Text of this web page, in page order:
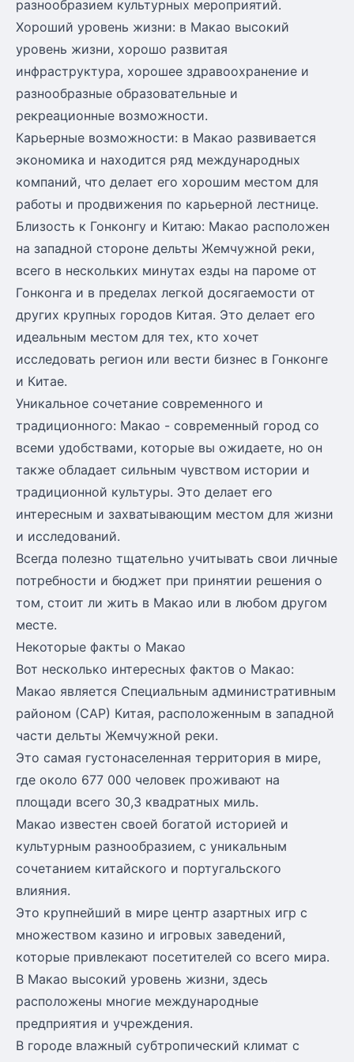
разнообразием культурных мероприятий.
Хороший уровень жизни: в Макао высокий
уровень жизни, хорошо развитая
инфраструктура, хорошее здравоохранение и
разнообразные образовательные и
рекреационные возможности.
Карьерные возможности: в Макао развивается
экономика и находится ряд международных
компаний, что делает его хорошим местом для
работы и продвижения по карьерной лестнице.
Близость к Гонконгу и Китаю: Макао расположен
на западной стороне дельты Жемчужной реки,
всего в нескольких минутах езды на пароме от
Гонконга и в пределах легкой досягаемости от
других крупных городов Китая. Это делает его
идеальным местом для тех, кто хочет
исследовать регион или вести бизнес в Гонконге
и Китае.
Уникальное сочетание современного и
традиционного: Макао - современный город со
всеми удобствами, которые вы ожидаете, но он
также обладает сильным чувством истории и
традиционной культуры. Это делает его
интересным и захватывающим местом для жизни
и исследований.
Всегда полезно тщательно учитывать свои личные
потребности и бюджет при принятии решения о
том, стоит ли жить в Макао или в любом другом
месте.
Некоторые факты о Макао
Вот несколько интересных фактов о Макао:
Макао является Специальным административным
районом (САР) Китая, расположенным в западной
части дельты Жемчужной реки.
Это самая густонаселенная территория в мире,
где около 677 000 человек проживают на
площади всего 30,3 квадратных миль.
Макао известен своей богатой историей и
культурным разнообразием, с уникальным
сочетанием китайского и португальского
влияния.
Это крупнейший в мире центр азартных игр с
множеством казино и игровых заведений,
которые привлекают посетителей со всего мира.
В Макао высокий уровень жизни, здесь
расположены многие международные
предприятия и учреждения.
В городе влажный субтропический климат с